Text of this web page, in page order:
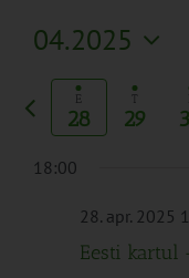
04.2025
Vali
kuupäev.
E
28
T
29
Eelmine
nädal
18:00
28. apr. 2025
Eesti kartul